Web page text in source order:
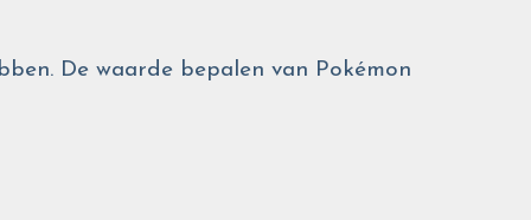
De waarde bepalen van Pokémon